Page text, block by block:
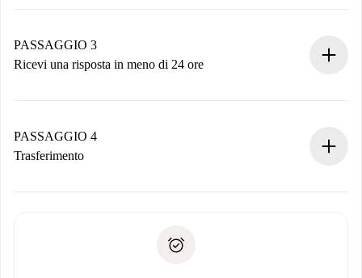
non accetta.
PASSAGGIO 3
Ricevi una risposta in meno di 24 ore
contatto con il proprietario.
Se rifiutata: non ti addebiteremo nulla e ti proporremo
Domiciliazione del pagamento
PASSAGGIO 4
Trasferimento
solo se non segnali problemi.